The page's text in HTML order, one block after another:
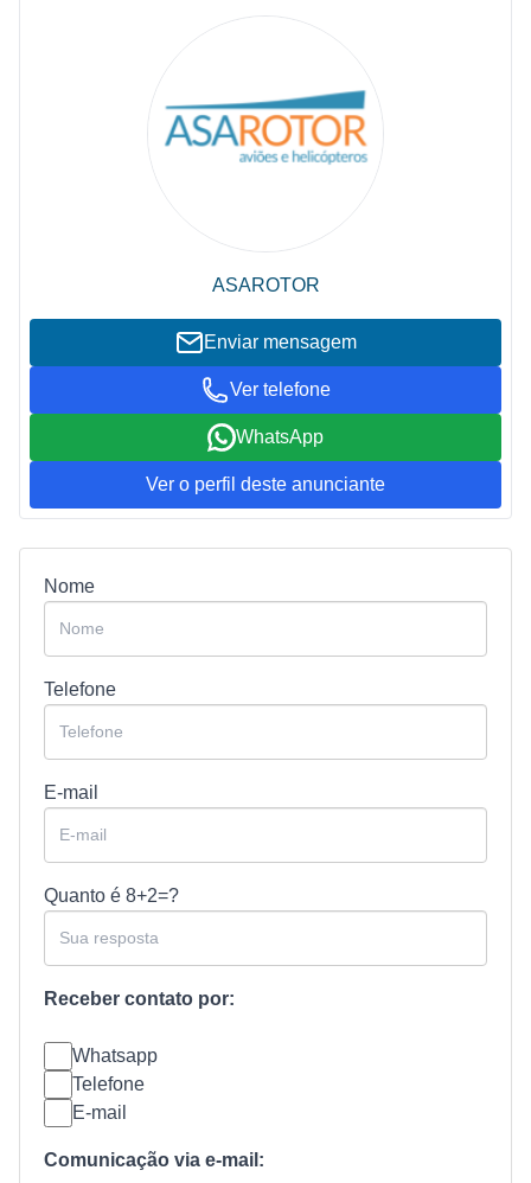
ASAROTOR
Enviar mensagem
Ver telefone
WhatsApp
Ver o perfil deste anunciante
Nome
Telefone
E-mail
Quanto é 8+2=?
Receber contato por:
Whatsapp
Telefone
E-mail
Comunicação via e-mail: